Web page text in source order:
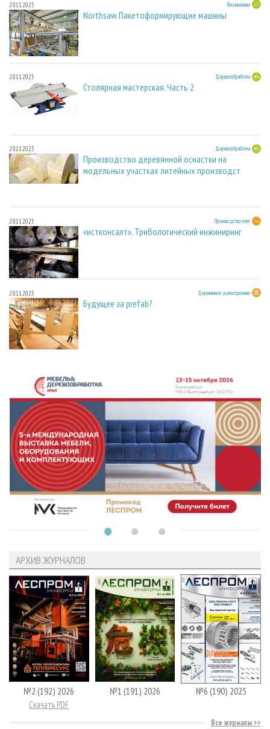
28.11.2025 Лесопиление
Northsaw. Пакетоформирующие машины
28.11.2025 Деревообработка
Столярная мастерская. Часть 2
28.11.2025 Деревообработка
Производство деревянной оснастки на
модельных участках литейных производст
28.11.2025 Производство плит
«истконсалт». Трибологический инжиниринг
28.11.2025 Деревянное домостроение
Будущее за prefab?
АРХИВ ЖУРНАЛОВ
№2 (192) 2026
Скачать PDF
№1 (191) 2026 №6 (190) 2025
Все журналы